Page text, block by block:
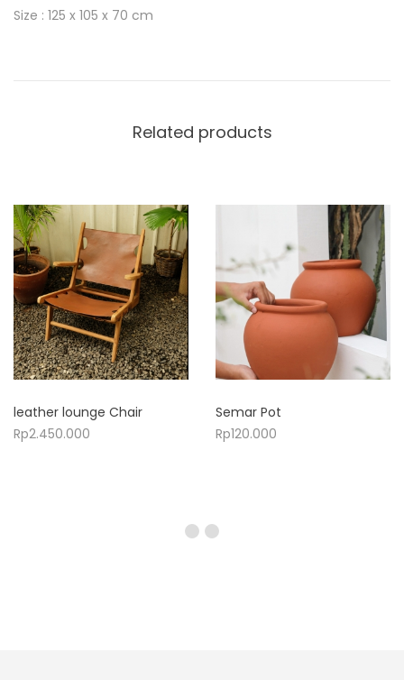
t
Size : 125 x 105 x 70 cm
Related products
leather lounge Chair
Rp2.450.000
Semar Pot
Rp120.000